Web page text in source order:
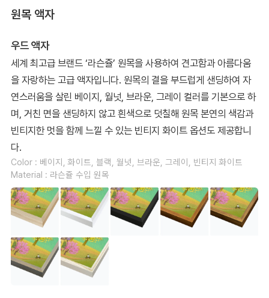
원목 액자
우드 액자
세계 최고급 브랜드 ‘라슨쥴’ 원목을 사용하여 견고함과 아름다움
을 자랑하는 고급 액자입니다. 원목의 결을 부드럽게 샌딩하여 자
연스러움을 살린 베이지, 월넛, 브라운, 그레이 컬러를 기본으로 하
며, 거친 면을 샌딩하지 않고 흰색으로 덧칠해 원목 본연의 색감과
빈티지한 멋을 함께 느낄 수 있는 빈티지 화이트 옵션도 제공합니
다.
Color : 베이지, 화이트, 블랙, 월넛, 브라운, 그레이, 빈티지 화이트
Material : 라슨쥴 수입 원목